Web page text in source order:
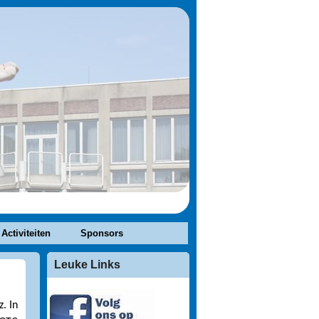
Sponsors
In
Leuke Links